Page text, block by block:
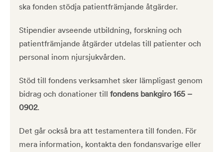
ska fonden stödja patientfrämjande åtgärder.
Stipendier avseende utbildning, forskning och
patientfrämjande åtgärder utdelas till patienter och
personal inom njursjukvården.
Stöd till fondens verksamhet sker lämpligast genom
bidrag och donationer till fondens bankgiro 165 –
0902.
Det går också bra att testamentera till fonden. För
mera information, kontakta den fondansvarige eller